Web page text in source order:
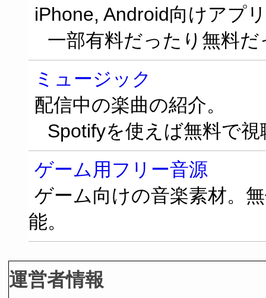
iPhone, Android向けアプ
一部有料だったり無料だ
ミュージック
配信中の楽曲の紹介。
Spotifyを使えば無料で視
ゲーム用フリー音源
ゲーム向けの音楽素材。
能。
運営者情報